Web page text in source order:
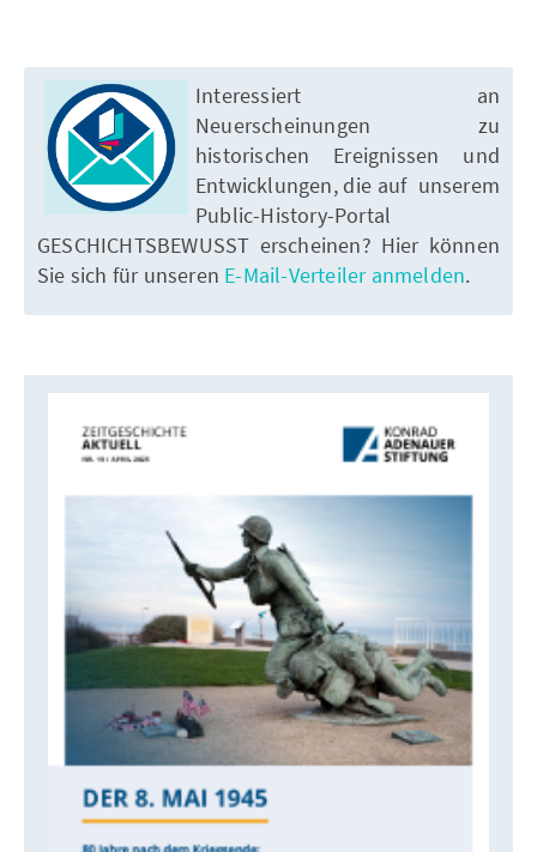
Interessiert an
Neuerscheinungen zu
historischen Ereignissen und
Entwicklungen, die auf unserem
Public-History-Portal
GESCHICHTSBEWUSST erscheinen? Hier können
Sie sich für unseren E-Mail-Verteiler anmelden.